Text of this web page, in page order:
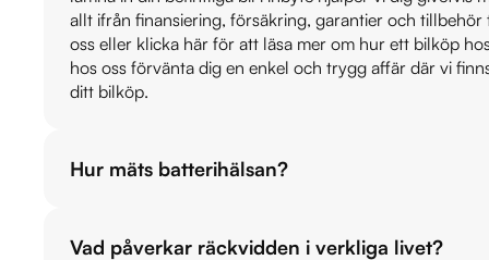
allt ifrån finansiering, försäkring, garantier och
oss eller klicka här för att läsa mer om hur ett bilköp
hos oss förvänta dig en enkel och trygg affär där vi
ditt bilköp.
Hur mäts batterihälsan?
Vad påverkar räckvidden i verkliga livet?